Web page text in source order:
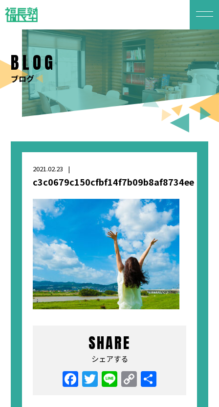
BLOG
ブログ
2021.02.23
c3c0679c150cfbf14f7b09b8af8734ee
SHARE
シェアする
Facebook
Twitter
LineCopy